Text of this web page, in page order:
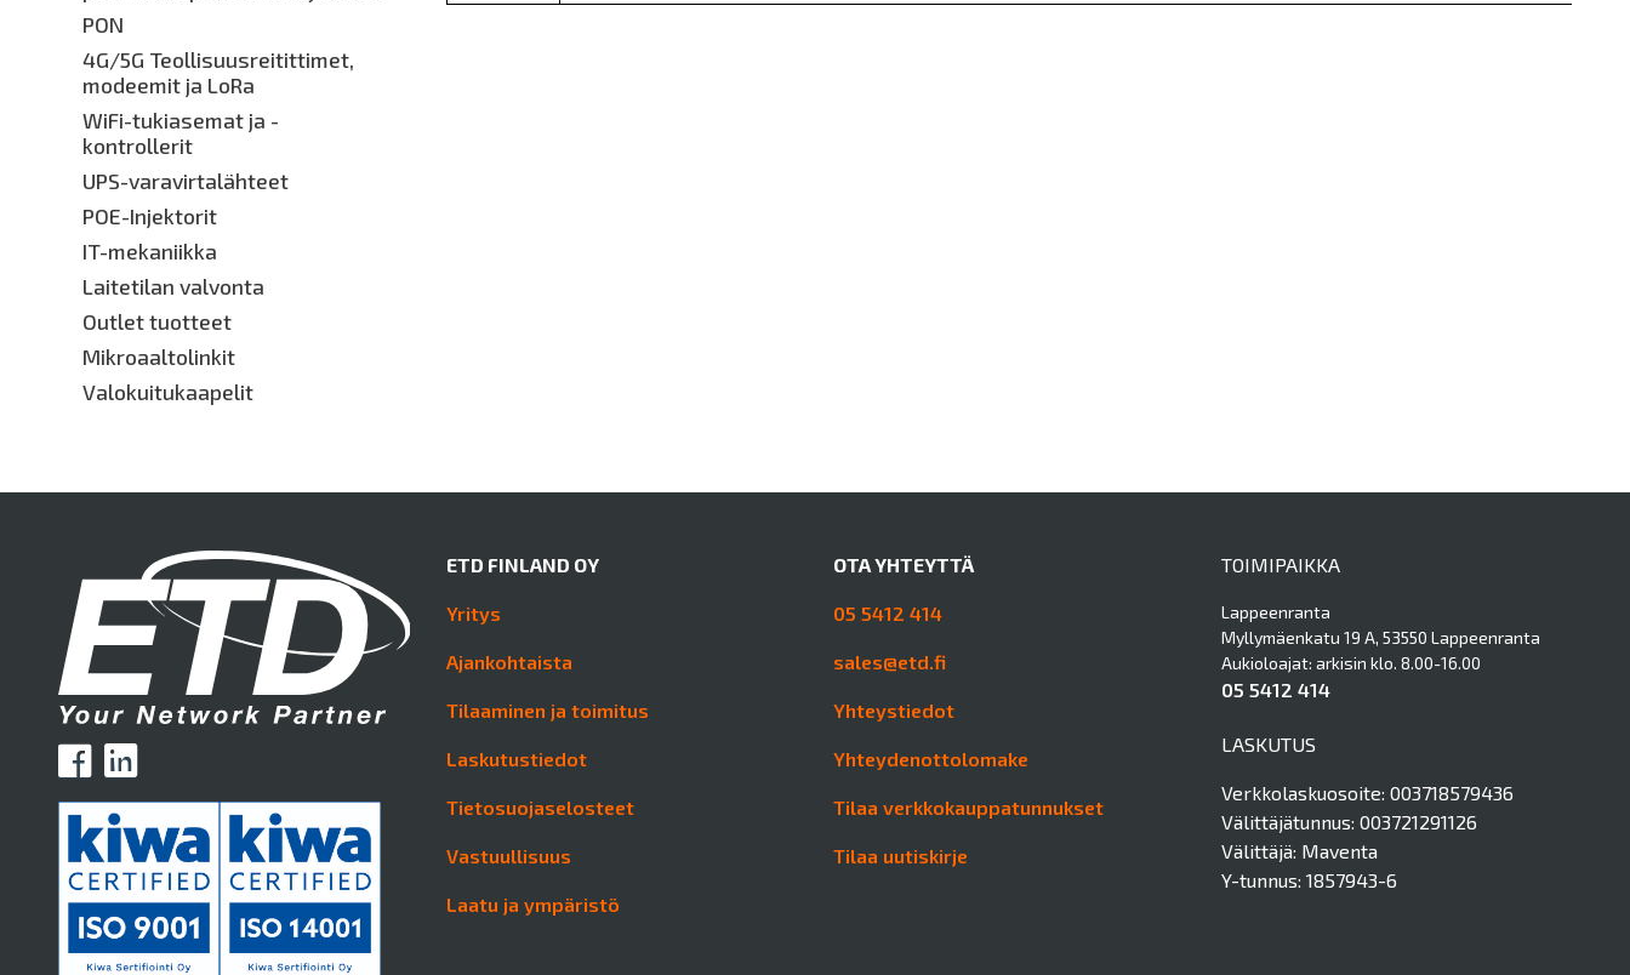
PON
4G/5G Teollisuusreitittimet,
modeemit ja LoRa
WiFi-tukiasemat ja -
kontrollerit
UPS-varavirtalähteet
POE-Injektorit
IT-mekaniikka
Laitetilan valvonta
Outlet tuotteet
Mikroaaltolinkit
Valokuitukaapelit
ETD FINLAND OY
Yritys
Ajankohtaista
Tilaaminen ja toimitus
Laskutustiedot
Tietosuojaselosteet
Vastuullisuus
Laatu ja ympäristö
OTA YHTEYTTÄ
05 5412 414
sales@etd.fi
Yhteystiedot
Yhteydenottolomake
Tilaa verkkokauppatunnukset
Tilaa uutiskirje
TOIMIPAIKKA
Lappeenranta
Myllymäenkatu 19 A, 53550 Lappeenranta
Aukioloajat: arkisin klo. 8.00-16.00
05 5412 414
LASKUTUS
Verkkolaskuosoite: 003718579436
Välittäjätunnus: 003721291126
Välittäjä: Maventa
Y-tunnus: 1857943-6